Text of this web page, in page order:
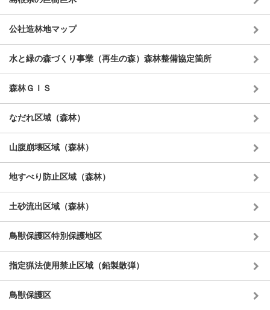
公社造林地マップ
水と緑の森づくり事業（再生の森）森林整備協定箇所
森林ＧＩＳ
なだれ区域（森林）
山腹崩壊区域（森林）
地すべり防止区域（森林）
土砂流出区域（森林）
鳥獣保護区特別保護地区
指定猟法使用禁止区域（鉛製散弾）
鳥獣保護区